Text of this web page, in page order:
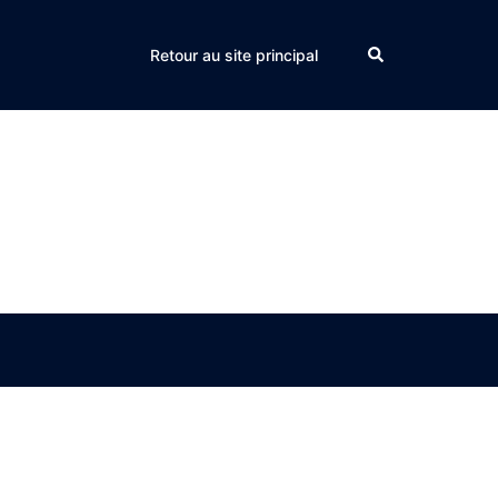
Retour au site principal Search